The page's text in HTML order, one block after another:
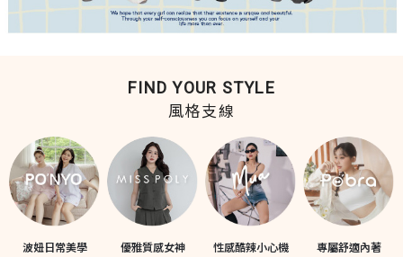
FIND YOUR STYLE
風格支線
波妞日常美學 優雅質感女神 性感酷辣小心機 專屬舒適內著